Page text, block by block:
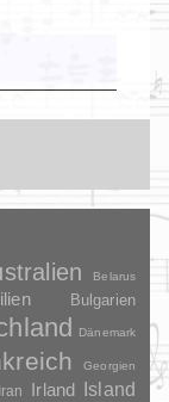
Belarus
Bulgarien
Dänemark
Georgien
Iran Irland
Island